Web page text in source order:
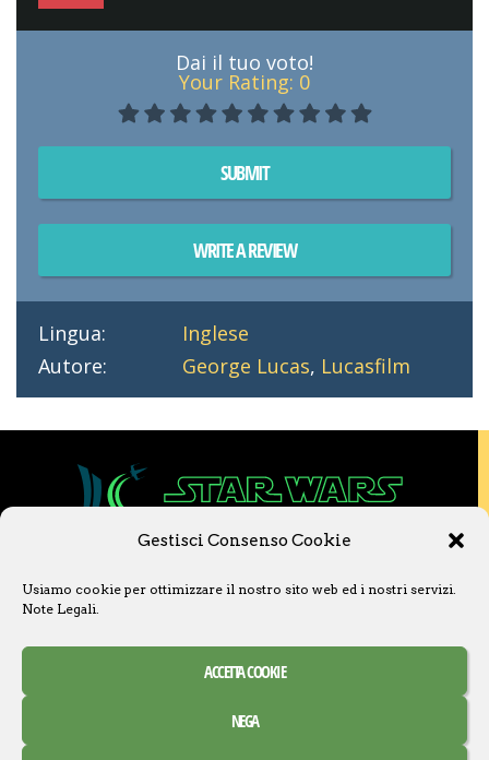
Gestisci Consenso Cookie
Usiamo cookie per ottimizzare il nostro sito web ed i nostri servizi.
Note Legali.
ACCETTA COOKIE
NEGA
Dai il tuo voto!
Your Rating: 0
SUBMIT
WRITE A REVIEW
Lingua:
Inglese
Autore:
George Lucas, Lucasfilm
Questo sito non è collegato a Lucasfilm LTD o
a The Walt Disney Company o ad altre
Ogni nome, titolo, immagine o qualsiasi altra
forma, appartiene ai propri detentori.